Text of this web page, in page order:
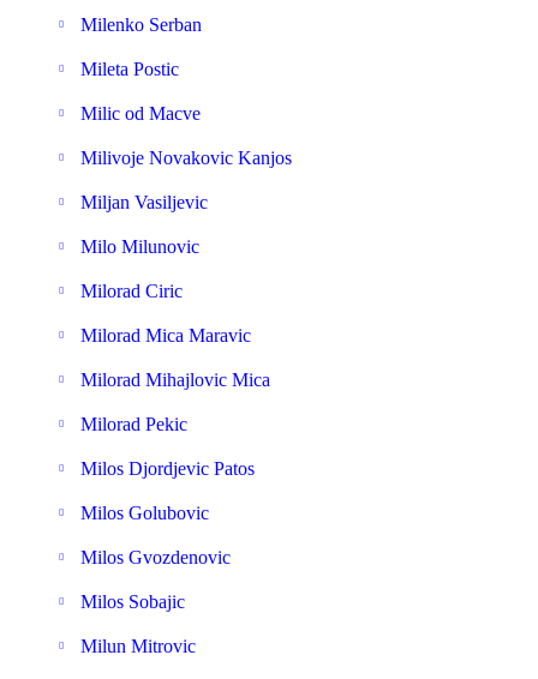
Milenko Serban
Mileta Postic
Milic od Macve
Milivoje Novakovic Kanjos
Miljan Vasiljevic
Milo Milunovic
Milorad Ciric
Milorad Mica Maravic
Milorad Mihajlovic Mica
Milorad Pekic
Milos Djordjevic Patos
Milos Golubovic
Milos Gvozdenovic
Milos Sobajic
Milun Mitrovic